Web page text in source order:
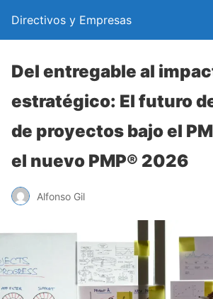
Directivos y Empresas
Del entregable al
estratégico: El futuro
de proyectos bajo el
el nuevo PMP® 2026
Alfonso Gil